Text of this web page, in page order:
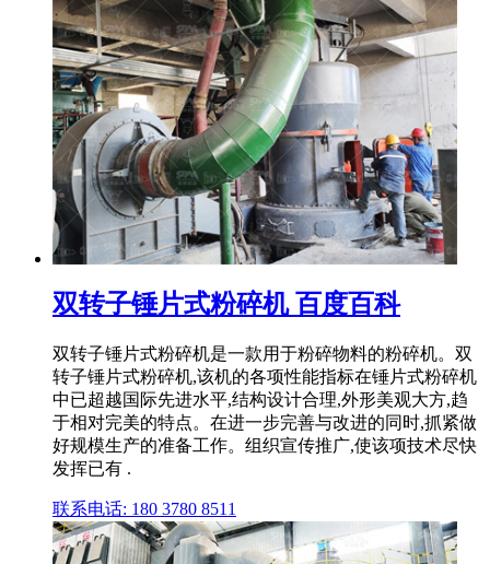
双转子锤片式粉碎机 百度百科
双转子锤片式粉碎机是一款用于粉碎物料的粉碎机。双
转子锤片式粉碎机,该机的各项性能指标在锤片式粉碎机
中已超越国际先进水平,结构设计合理,外形美观大方,趋
于相对完美的特点。在进一步完善与改进的同时,抓紧做
好规模生产的准备工作。组织宣传推广,使该项技术尽快
发挥已有 .
联系电话: 180 3780 8511